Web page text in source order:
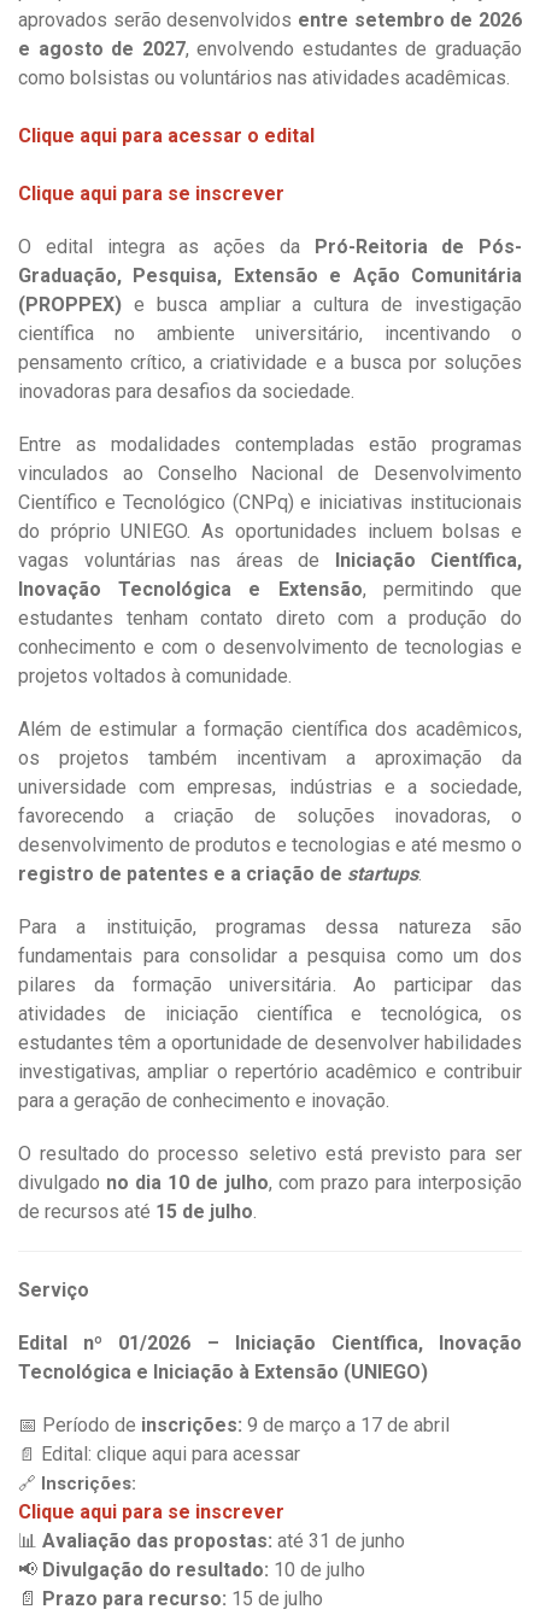
aprovados serão desenvolvidos entre setembro de 2026
e agosto de 2027, envolvendo estudantes de graduação
como bolsistas ou voluntários nas atividades acadêmicas.
Clique aqui para acessar o edital
Clique aqui para se inscrever
O edital integra as ações da
Pró-Reitoria de Pós-
Graduação, Pesquisa, Extensão e Ação Comunitária
(PROPPEX) e busca ampliar a cultura de investigação
científica no ambiente universitário, incentivando o
pensamento crítico, a criatividade e a busca por soluções
inovadoras para desafios da sociedade.
Entre as modalidades contempladas estão programas
vinculados ao Conselho Nacional de Desenvolvimento
Científico e Tecnológico (CNPq) e iniciativas institucionais
do próprio UNIEGO. As oportunidades incluem bolsas e
vagas voluntárias nas áreas de
Iniciação Científica,
Inovação Tecnológica e Extensão, permitindo que
estudantes tenham contato direto com a produção do
conhecimento e com o desenvolvimento de tecnologias e
projetos voltados à comunidade.
Além de estimular a formação científica dos acadêmicos,
os projetos também incentivam a aproximação da
universidade com empresas, indústrias e a sociedade,
favorecendo a criação de soluções inovadoras, o
desenvolvimento de produtos e tecnologias e até mesmo o
registro de patentes e a criação de startups.
Para a instituição, programas dessa natureza são
fundamentais para consolidar a pesquisa como um dos
pilares da formação universitária. Ao participar das
atividades de iniciação científica e tecnológica, os
estudantes têm a oportunidade de desenvolver habilidades
investigativas, ampliar o repertório acadêmico e contribuir
para a geração de conhecimento e inovação.
O resultado do processo seletivo está previsto para ser
divulgado no dia 10 de julho, com prazo para interposição
de recursos até 15 de julho.
Serviço
Edital nº 01/2026 – Iniciação Científica, Inovação
Tecnológica e Iniciação à Extensão (UNIEGO)
📅 Período de inscrições: 9 de março a 17 de abril
📄 Edital: clique aqui para acessar
🔗 Inscrições:
Clique aqui para se inscrever
📊 Avaliação das propostas: até 31 de junho
📢 Divulgação do resultado: 10 de julho
📄
Prazo para recurso: 15 de julho